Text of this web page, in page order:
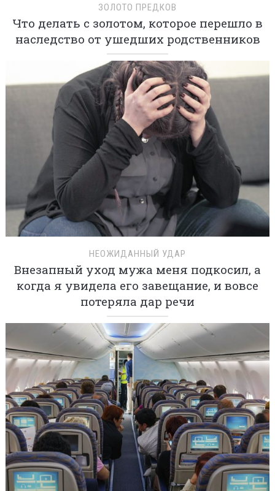
ЗОЛОТО ПРЕДКОВ
Что делать с золотом, которое перешло в
наследство от ушедших родственников
НЕОЖИДАННЫЙ УДАР
Внезапный уход мужа меня подкосил, а
когда я увидела его завещание, и вовсе
потеряла дар речи